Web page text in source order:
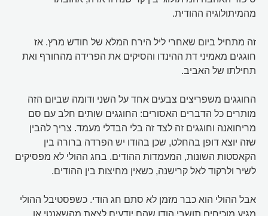
מהמיתולוגיה ההודית.
זה מתחיל ביום שאחרי ליל הירח המלא של חודש מרץ. אז
חוגגים מאמיני דת ההינדו והסיקים את הפרידה מהחורף ואת
תחילתו של האביב.
החוגגים משפריצים צבעים אחד על השני ודומה שביום הזה
מותרים כל הדברים האסורים: החוגגים שותים חלב עם סם
מריחואנה וחוגגים זה לצד זה בלי הבדלי מעמד. צריך להבין
שזה יוצא דופן בהחלט, שכן בהודו יש הפרדה ברורה בין
הקאסטות השונות, המעמדות ההודים. בחג ההולי לא מפסיקים
לשיר ולרקוד לאל קרישנה, כשאין מחיצות בין ההודים.
אבל ההולי הוא כבר מזמן לא סתם חג הודי. כשפסטיבל ההולי
מגיע מוכיחים תושבי הודו שהם יודעים לצאת מהשאנטי או